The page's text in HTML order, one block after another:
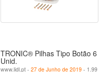
TRONIC® Pilhas Tipo Botão 6
Unid.
www.lidl.pt - 27 de Junho de 2019 - 1.99